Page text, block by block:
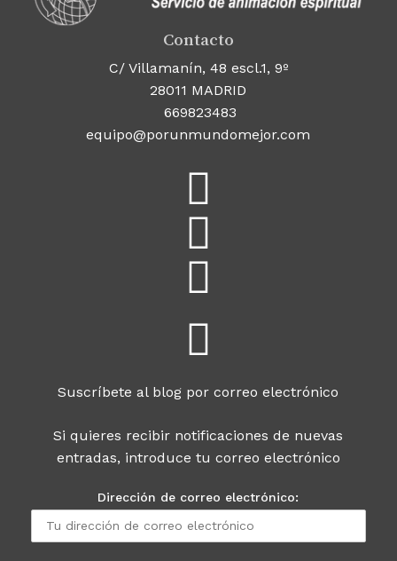
Contacto
C/ Villamanín, 48 escl.1, 9º
28011 MADRID
669823483
equipo@porunmundomejor.com
Suscríbete al blog por correo electrónico
Si quieres recibir notificaciones de nuevas
entradas, introduce tu correo electrónico
Dirección de correo electrónico: